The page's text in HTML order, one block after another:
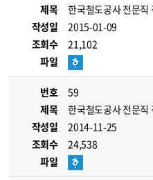
제목
한국철도공사 전문
작성일
2015-01-09
조회수
21,102
파일
번호
59
제목
한국철도공사 전문
작성일
2014-11-25
조회수
24,538
파일